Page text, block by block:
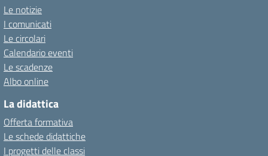
Le notizie
I comunicati
Le circolari
Calendario eventi
Le scadenze
Albo online
La didattica
Offerta formativa
Le schede didattiche
I progetti delle classi